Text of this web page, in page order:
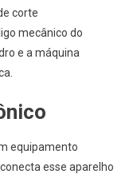
corte
mecânico do
e a máquina
equipamento
conecta esse aparelho